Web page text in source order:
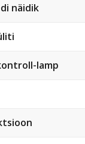
näidik
lamp